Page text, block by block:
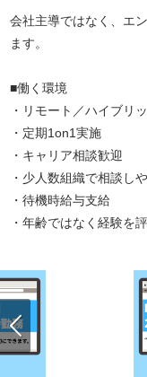
会社主導ではなく、エ
ます。
■働く環境
・リモート／ハイブリ
・定期1on1実施
・キャリア相談歓迎
・少人数組織で相談し
・待機時給与支給
・年齢ではなく経験を